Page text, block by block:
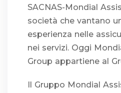
SACNAS-Mondial
società che vantano
esperienza nelle
nei servizi. Oggi
Group appartiene al
Il Gruppo Mondial